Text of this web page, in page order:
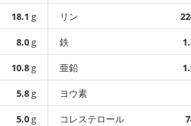
18.1 g
8.0g
10.8g
5.8g
5.0g
リン
鉄
亜鉛
ヨウ素
コレステロール